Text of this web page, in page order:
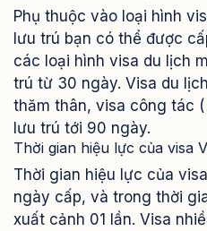
Phụ thuộc vào loại hình
lưu trú bạn có thể được
các loại hình visa du lịch
trú từ 30 ngày. Visa du
thăm thân, visa công tác
lưu trú tới 90 ngày.
Thời gian hiệu lực của visa
Thời gian hiệu lực của
ngày cấp, và trong thời
xuất cảnh 01 lần. Visa